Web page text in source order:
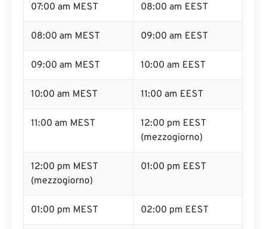
07:00 am MEST 08:00 am EEST
08:00 am MEST 09:00 am EEST
09:00 am MEST 10:00 am EEST
10:00 am MEST 11:00 am EEST
11:00 am MEST
12:00 pm EEST
(mezzogiorno)
12:00 pm MEST
(mezzogiorno)
01:00 pm EEST
01:00 pm MEST 02:00 pm EEST